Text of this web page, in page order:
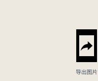
导出图片